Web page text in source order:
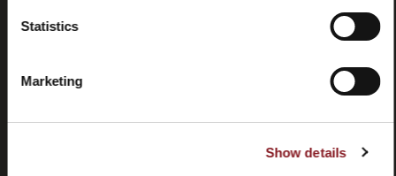
Statistics
Marketing
Show details